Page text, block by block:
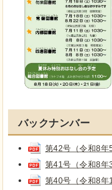
バックナンバー
第42号（令和8年
第41号（令和8
第40号（令和8